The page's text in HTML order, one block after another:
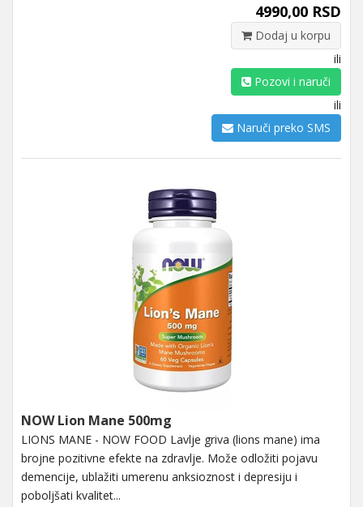
4990,00 RSD
Dodaj u korpu
ili
Pozovi i naruči
ili
Naruči preko SMS
NOW Lion Mane 500mg
LIONS MANE - NOW FOOD Lavlje griva (lions mane) ima
brojne pozitivne efekte na zdravlje. Može odložiti pojavu
demencije, ublažiti umerenu anksioznost i depresiju i
poboljšati kvalitet...